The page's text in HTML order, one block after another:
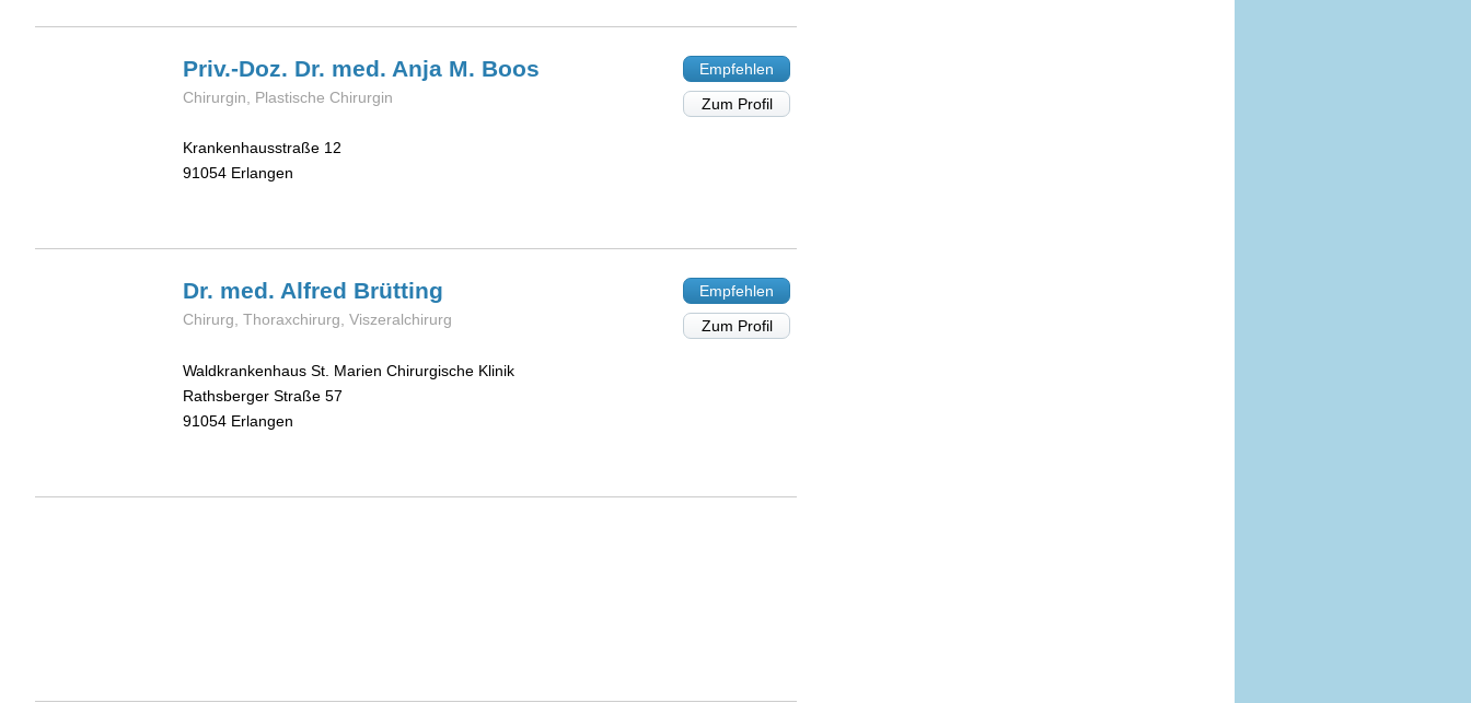
Priv.-Doz. Dr. med. Anja M. Boos
Chirurgin, Plastische Chirurgin
Krankenhausstraße 12
91054 Erlangen
Empfehlen
Zum Profil
Dr. med. Alfred Brütting
Chirurg, Thoraxchirurg, Viszeralchirurg
Waldkrankenhaus St. Marien Chirurgische Klinik
Rathsberger Straße 57
91054 Erlangen
Empfehlen
Zum Profil